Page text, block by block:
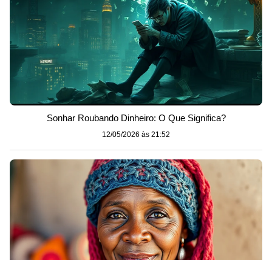
Sonhar Roubando Dinheiro: O Que Significa?
12/05/2026 às 21:52